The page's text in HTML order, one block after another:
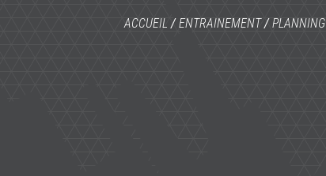
ACCUEIL /ENTRAINEMENT/PLANNING